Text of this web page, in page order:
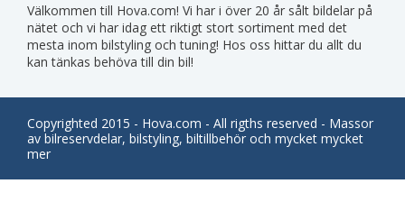
Välkommen till Hova.com! Vi har i över 20 år sålt bildelar på
nätet och vi har idag ett riktigt stort sortiment med det
mesta inom bilstyling och tuning! Hos oss hittar du allt du
kan tänkas behöva till din bil!
Copyrighted 2015 - Hova.com - All rigths reserved - Massor
av bilreservdelar, bilstyling, biltillbehör och mycket mycket
mer